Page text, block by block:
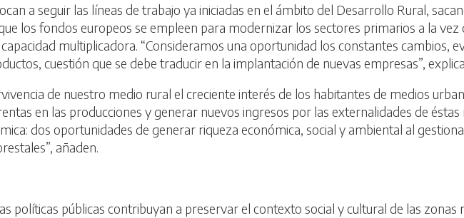
a seguir las líneas de trabajo ya iniciadas en el ámbito del Desarrollo Rural,
los fondos europeos se empleen para modernizar los sectores primarios a la vez
multiplicadora. “Consideramos una oportunidad los constantes cambios,
cuestión que se debe traducir en la implantación de nuevas empresas”,
de nuestro medio rural el creciente interés de los habitantes de medios
en las producciones y generar nuevos ingresos por las externalidades de
dos oportunidades de generar riqueza económica, social y ambiental al
añaden.
políticas públicas contribuyan a preservar el contexto social y cultural de las zonas